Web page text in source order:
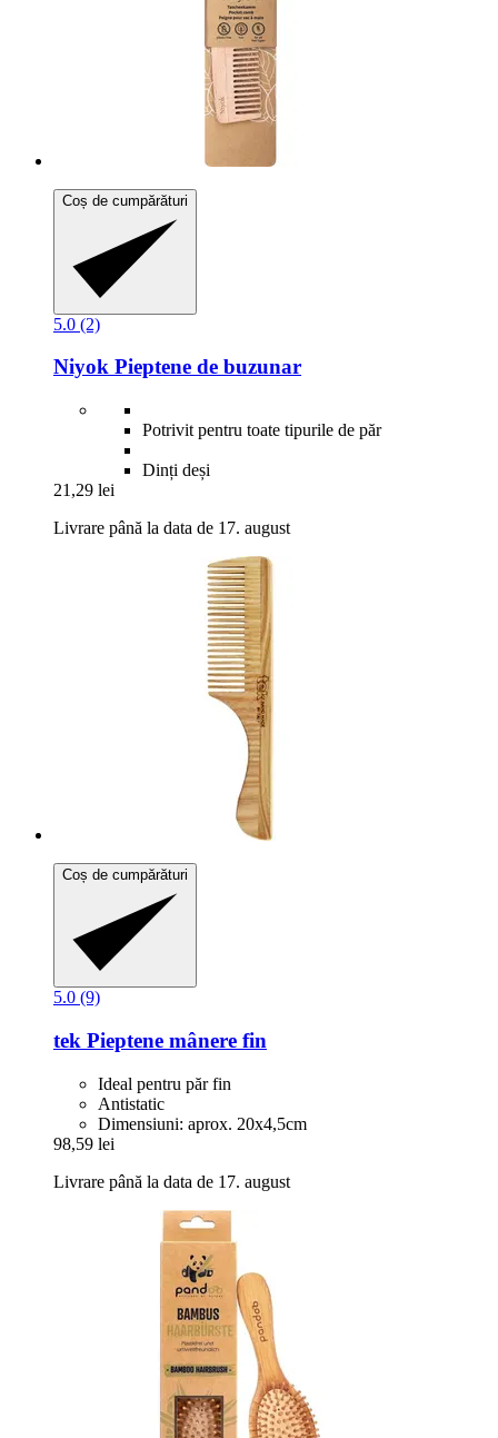
Coș de cumpărături
5.0 (2)
Niyok Pieptene de buzunar
Potrivit pentru toate tipurile de păr
Dinți deși
21,29 lei
Livrare până la data de 17. august
Coș de cumpărături
5.0 (9)
tek Pieptene mânere fin
Ideal pentru păr fin
Antistatic
Dimensiuni: aprox. 20x4,5cm
98,59 lei
Livrare până la data de 17. august